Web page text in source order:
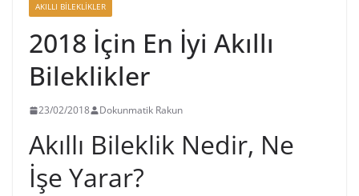
AKILLI BILEKLIKLER
2018 İçin En İyi Akıllı
Bileklikler
23/02/2018 Dokunmatik Rakun
Akıllı Bileklik Nedir, Ne
İşe Yarar?